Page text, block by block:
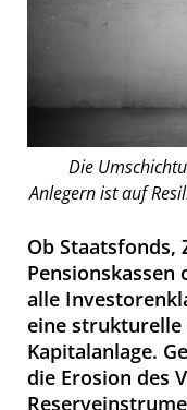
Die
Anlegern ist auf
Ob Staatsfonds,
alle
eine
Kapitalanlage.
die Erosion des